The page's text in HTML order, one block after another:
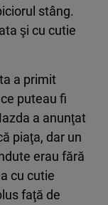
stâng.
şi cu cutie
a primit
puteau fi
a anunţat
piaţa, dar un
erau fără
cu cutie
faţă de